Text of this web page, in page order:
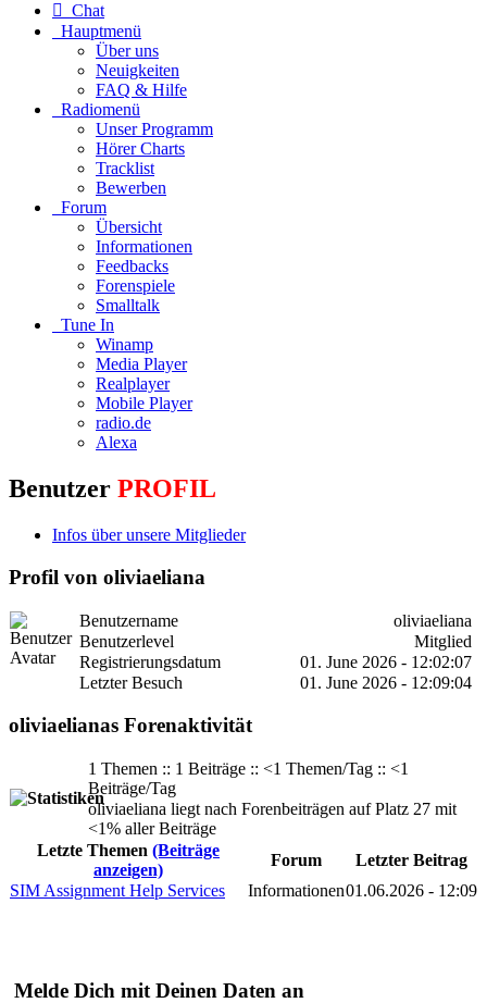
Chat
Hauptmenü
Über uns
Neuigkeiten
FAQ & Hilfe
Radiomenü
Unser Programm
Hörer Charts
Tracklist
Bewerben
Forum
Übersicht
Informationen
Feedbacks
Forenspiele
Smalltalk
Tune In
Winamp
Media Player
Realplayer
Mobile Player
radio.de
Alexa
Benutzer PROFIL
Infos über unsere Mitglieder
Profil von oliviaeliana
Benutzername
oliviaeliana
Benutzerlevel
Mitglied
Registrierungsdatum
01. June 2026 - 12:02:07
Letzter Besuch
01. June 2026 - 12:09:04
oliviaelianas Forenaktivität
1 Themen :: 1 Beiträge :: <1 Themen/Tag :: <1
Beiträge/Tag
oliviaeliana liegt nach Forenbeiträgen auf Platz 27 mit
<1% aller Beiträge
Letzte Themen (Beiträge
anzeigen)
Forum
Letzter Beitrag
SIM Assignment Help Services
Informationen01.06.2026 - 12:09
Melde Dich mit Deinen Daten an